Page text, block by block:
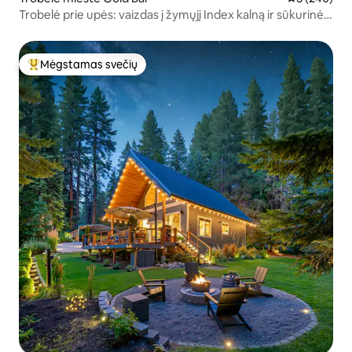
Trobelė prie upės: vaizdas į žymųjį Index kalną ir sūkurinė
Svečių mėgstamiausias
Mėgstamas svečių